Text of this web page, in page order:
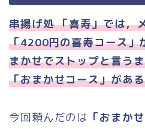
串揚げ処 「喜寿」では，
「4200円の喜寿コース」
まかせでストップと言う
「おまかせコース」があ
今回頼んだのは 「おまか